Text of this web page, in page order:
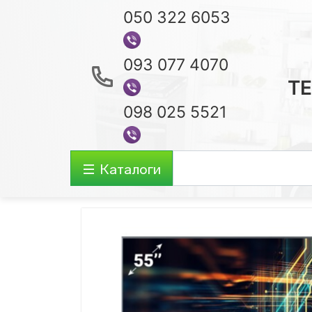
050 322 6053
093 077 4070
098 025 5521
Каталоги
Ноутбуки
Акустические Системы